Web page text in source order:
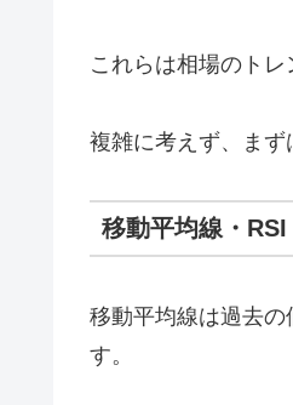
これらは相場のト
複雑に考えず、まず
移動平均線・
移動平均線は過去
す。